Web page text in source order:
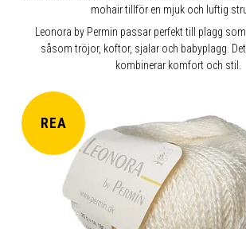
mohair tillför en mjuk och luftig
Leonora by Permin passar perfekt till plagg
såsom tröjor, koftor, sjalar och babyplagg.
kombinerar komfort och stil.
REA